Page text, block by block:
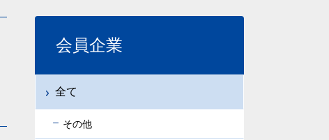
会員企業
全て
その他